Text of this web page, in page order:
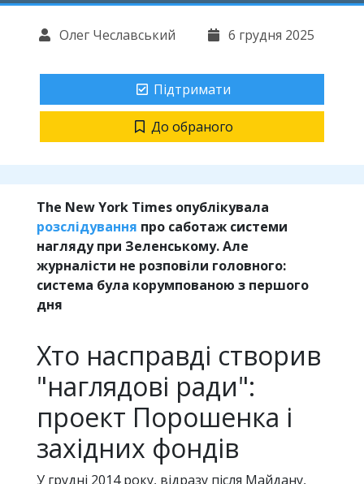
Олег Чеславський 6 грудня 2025
Підтримати
До обраного
The New York Times опублікувала
розслідування про саботаж системи
нагляду при Зеленському. Але
журналісти не розповіли головного:
система була корумпованою з першого
дня
Хто насправді створив
"наглядові ради":
проект Порошенка і
західних фондів
У грудні 2014 року, відразу після Майдану,